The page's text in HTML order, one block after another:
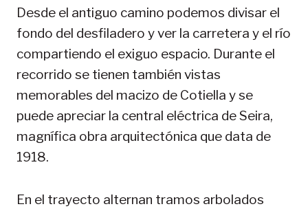
Desde el antiguo camino podemos divisar el
fondo del desfiladero y ver la carretera y el río
compartiendo el exiguo espacio. Durante el
recorrido se tienen también vistas
memorables del macizo de Cotiella y se
puede apreciar la central eléctrica de Seira,
magnífica obra arquitectónica que data de
1918.
En el trayecto alternan tramos arbolados